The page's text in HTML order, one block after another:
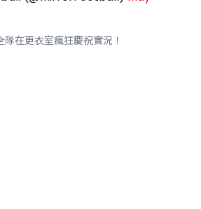
隊在更衣室瘋狂慶祝實況！